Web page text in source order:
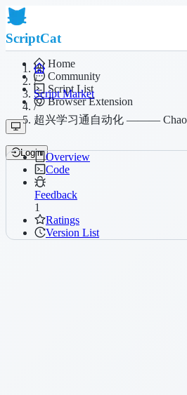
ScriptCat
Home
Community
Script List
Browser Extension
Login
/
Script Market
/
超兴学习通自动化 ———
Overview
Code
Feedback
1
Ratings
Version List